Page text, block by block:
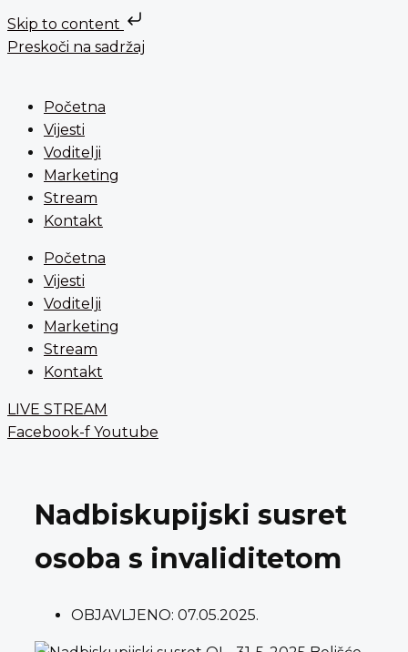
Skip to content
Preskoči na sadržaj
Početna
Vijesti
Voditelji
Marketing
Stream
Kontakt
Početna
Vijesti
Voditelji
Marketing
Stream
Kontakt
LIVE STREAM
Facebook-f Youtube
Nadbiskupijski susret
osoba s invaliditetom
OBJAVLJENO: 07.05.2025.